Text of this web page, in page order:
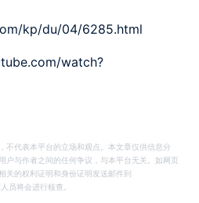
kp/du/04/6285.html
watch?
不代表本平台的立场和观点。本文章仅供信息分
户与作者之间的任何争议，与本平台无关。如网页
关的权利证明和身份证明发送邮件到
员将会进行核查。